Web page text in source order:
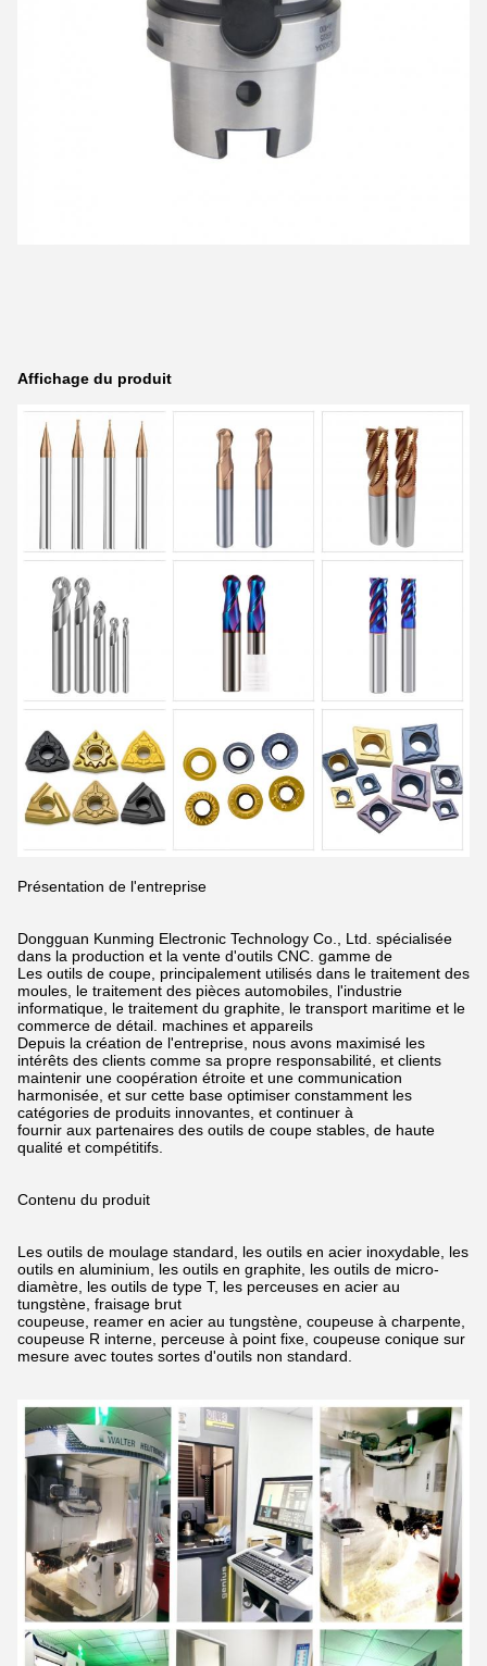
Affichage du produit
Présentation de l'entreprise
Dongguan Kunming Electronic Technology Co., Ltd. spécialisée
dans la production et la vente d'outils CNC. gamme de
Les outils de coupe, principalement utilisés dans le traitement des
moules, le traitement des pièces automobiles, l'industrie
informatique, le traitement du graphite, le transport maritime et le
commerce de détail. machines et appareils
Depuis la création de l'entreprise, nous avons maximisé les
intérêts des clients comme sa propre responsabilité, et clients
maintenir une coopération étroite et une communication
harmonisée, et sur cette base optimiser constamment les
catégories de produits innovantes, et continuer à
fournir aux partenaires des outils de coupe stables, de haute
qualité et compétitifs.
Contenu du produit
Les outils de moulage standard, les outils en acier inoxydable, les
outils en aluminium, les outils en graphite, les outils de micro-
diamètre, les outils de type T, les perceuses en acier au
tungstène, fraisage brut
coupeuse, reamer en acier au tungstène, coupeuse à charpente,
coupeuse R interne, perceuse à point fixe, coupeuse conique sur
mesure avec toutes sortes d'outils non standard.